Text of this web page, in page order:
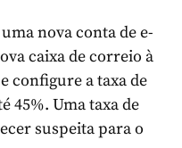
nova conta de e-
caixa de correio à
configure a taxa de
45%. Uma taxa de
suspeita para o